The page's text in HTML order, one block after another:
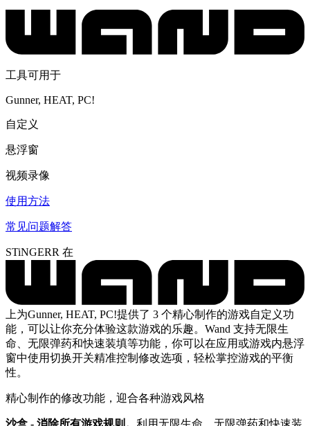
工具可用于
Gunner, HEAT, PC!
自定义
悬浮窗
视频录像
使用方法
常见问题解答
STiNGERR 在
上为Gunner, HEAT, PC!提供了 3 个精心制作的游戏自定义功
能，可以让你充分体验这款游戏的乐趣。Wand 支持无限生
命、无限弹药和快速装填等功能，你可以在应用或游戏内悬浮
窗中使用切换开关精准控制修改选项，轻松掌控游戏的平衡
性。
精心制作的修改功能，迎合各种游戏风格
沙盒 - 消除所有游戏规则。 利用无限生命、无限弹药和快速装